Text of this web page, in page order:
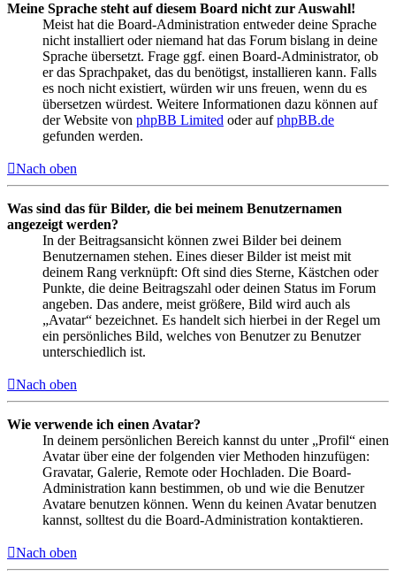
Meine Sprache steht auf diesem Board nicht zur Auswahl!
Meist hat die Board-Administration entweder deine Sprache
nicht installiert oder niemand hat das Forum bislang in deine
Sprache übersetzt. Frage ggf. einen Board-Administrator, ob
er das Sprachpaket, das du benötigst, installieren kann. Falls
es noch nicht existiert, würden wir uns freuen, wenn du es
übersetzen würdest. Weitere Informationen dazu können auf
der Website von phpBB Limited oder aufphpBB.de
gefunden werden.
Nach oben
Was sind das für Bilder, die bei meinem Benutzernamen
angezeigt werden?
In der Beitragsansicht können zwei Bilder bei deinem
Benutzernamen stehen. Eines dieser Bilder ist meist mit
deinem Rang verknüpft: Oft sind dies Sterne, Kästchen oder
Punkte, die deine Beitragszahl oder deinen Status im Forum
angeben. Das andere, meist größere, Bild wird auch als
„Avatar“ bezeichnet. Es handelt sich hierbei in der Regel um
ein persönliches Bild, welches von Benutzer zu Benutzer
unterschiedlich ist.
Nach oben
Wie verwende ich einen Avatar?
In deinem persönlichen Bereich kannst du unter „Profil“ einen
Avatar über eine der folgenden vier Methoden hinzufügen:
Gravatar, Galerie, Remote oder Hochladen. Die Board-
Administration kann bestimmen, ob und wie die Benutzer
Avatare benutzen können. Wenn du keinen Avatar benutzen
kannst, solltest du die Board-Administration kontaktieren.
Nach oben